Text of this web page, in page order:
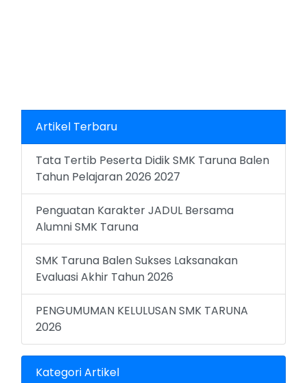
Artikel Terbaru
Tata Tertib Peserta Didik SMK Taruna Balen
Tahun Pelajaran 2026 2027
Penguatan Karakter JADUL Bersama
Alumni SMK Taruna
SMK Taruna Balen Sukses Laksanakan
Evaluasi Akhir Tahun 2026
PENGUMUMAN KELULUSAN SMK TARUNA
2026
Kategori Artikel